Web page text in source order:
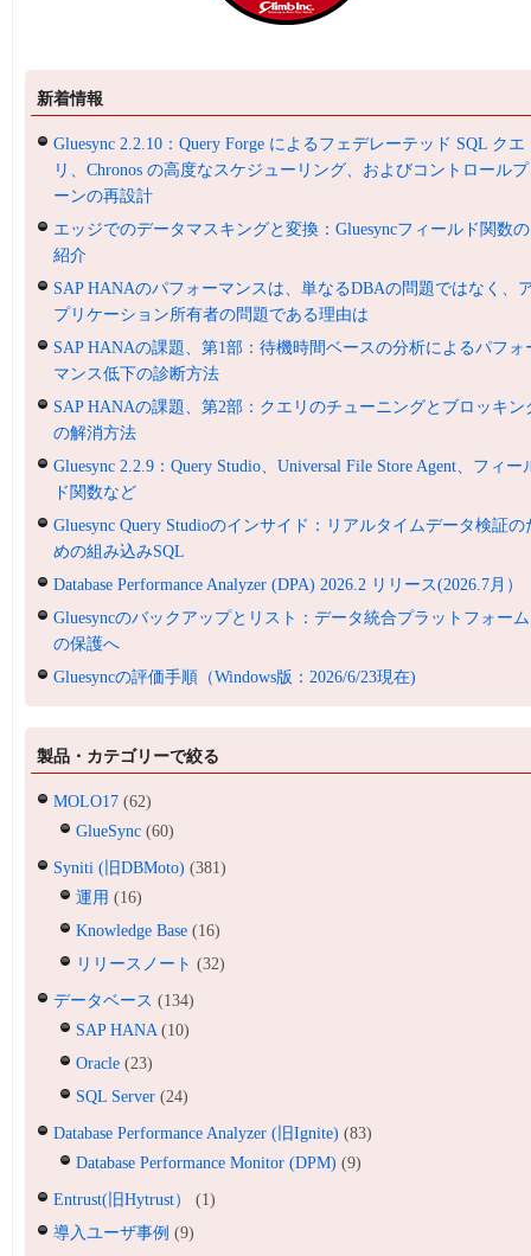
新着情報
Gluesync 2.2.10：Query Forge によるフェデレーテッド SQL クエ
リ、Chronos の高度なスケジューリング、およびコントロール
ーンの再設計
エッジでのデータマスキングと変換：Gluesyncフィールド関数の
紹介
SAP HANAのパフォーマンスは、単なるDBAの問題ではなく、
プリケーション所有者の問題である理由は
SAP HANAの課題、第1部：待機時間ベースの分析によるパフォ
マンス低下の診断方法
SAP HANAの課題、第2部：クエリのチューニングとブロッキン
の解消方法
Gluesync 2.2.9：Query Studio、Universal File Store Agent、フィー
ド関数など
Gluesync Query Studioのインサイド：リアルタイムデータ検証の
めの組み込みSQL
Database Performance Analyzer (DPA) 2026.2 リリース(2026.7月）
Gluesyncのバックアップとリスト：データ統合プラットフォーム
の保護へ
Gluesyncの評価手順（Windows版：2026/6/23現在)
製品・カテゴリーで絞る
MOLO17 (62)
GlueSync (60)
Syniti (旧DBMoto) (381)
運用 (16)
Knowledge Base (16)
リリースノート (32)
データベース (134)
SAP HANA(10)
Oracle (23)
SQL Server (24)
Database Performance Analyzer (旧Ignite) (83)
Database Performance Monitor (DPM) (9)
Entrust(旧Hytrust）
(1)
導入ユーザ事例 (9)